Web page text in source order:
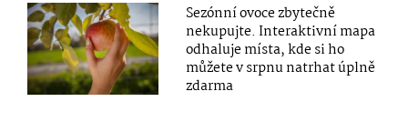
Sezónní ovoce zbytečně
nekupujte. Interaktivní mapa
odhaluje místa, kde si ho
můžete v srpnu natrhat úplně
zdarma